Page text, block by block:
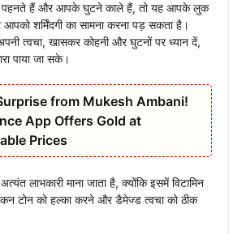
हैं और आपके घुटने काले हैं, तो यह आपके लुक
शर्मिंदगी का सामना करना पड़ सकता है।
त्वचा, खासकर कोहनी और घुटनों पर ध्यान दें,
पाया जा सके।
from Mukesh Ambani!
App Offers Gold at
Prices
लाभकारी माना जाता है, क्योंकि इसमें विटामिन
टोन को हल्का करने और डैमेज्ड त्वचा को ठीक